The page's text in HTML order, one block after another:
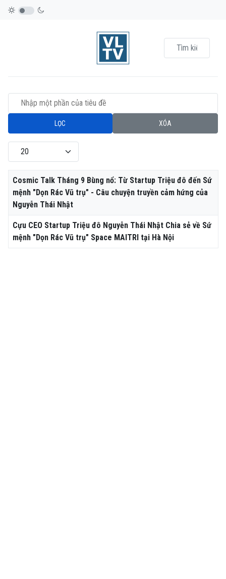
Nhập một phần của tiêu đề
LỌC XÓA
Hiển thị #
Tiêu đề
Cosmic Talk Tháng 9 Bùng nổ: Từ Startup Triệu đô đến Sứ
mệnh "Dọn Rác Vũ trụ" - Câu chuyện truyền cảm hứng của
Nguyễn Thái Nhật
Cựu CEO Startup Triệu đô Nguyễn Thái Nhật Chia sẻ về Sứ
mệnh "Dọn Rác Vũ trụ" Space MAITRI tại Hà Nội